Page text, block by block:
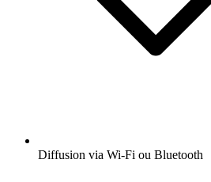
Diffusion via Wi-Fi ou Bluetooth